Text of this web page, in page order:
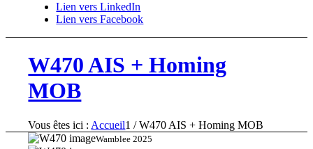
Lien vers LinkedIn
Lien vers Facebook
W470 AIS + Homing
MOB
Vous êtes ici : Accueil1 / W470 AIS + Homing MOB
Wamblee 2025